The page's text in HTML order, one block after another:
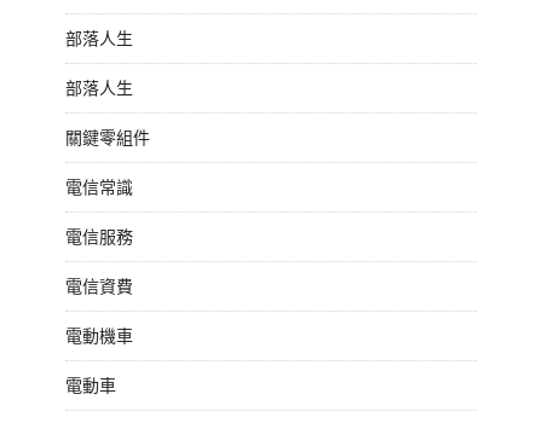
部落人生
部落人生
關鍵零組件
電信常識
電信服務
電信資費
電動機車
電動車